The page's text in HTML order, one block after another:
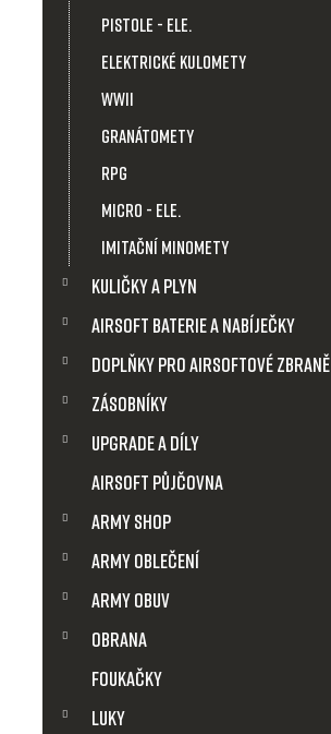
Pistole - ele.
Elektrické kulomety
WWII
Granátomety
RPG
Micro - ele.
Imitační minomety
Kuličky a plyn
Airsoft baterie a nabíječky
Doplňky pro airsoftové zbraně
Zásobníky
Upgrade a díly
Airsoft půjčovna
Army shop
Army Oblečení
Army obuv
Obrana
Foukačky
Luky